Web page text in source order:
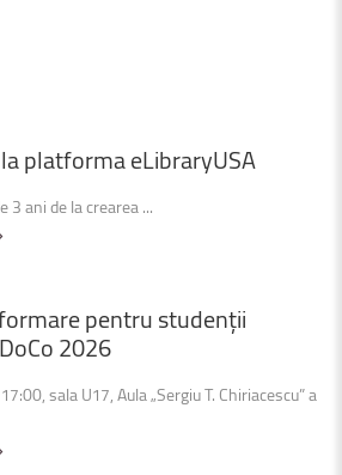
laplatformaeLibraryUSA
3 ani de la crearea ...
pentrustudenții
DoCo2026
sala U17, Aula „Sergiu T. Chiriacescu” a